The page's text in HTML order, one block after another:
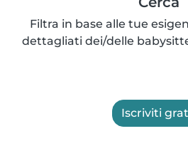
Filtra in base alle tue
dettagliati dei/delle
Iscriviti